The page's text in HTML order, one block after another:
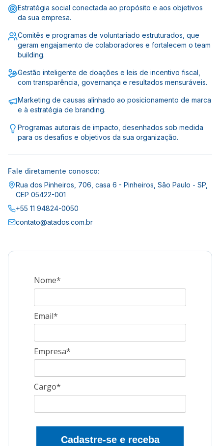
Estratégia social conectada ao propósito e aos objetivos
da sua empresa.
Comitês e programas de voluntariado estruturados, que
geram engajamento de colaboradores e fortalecem o team
building.
Gestão inteligente de doações e leis de incentivo fiscal,
com transparência, governança e resultados mensuráveis.
Marketing de causas alinhado ao posicionamento de marca
e à estratégia de branding.
Programas autorais de impacto, desenhados sob medida
para os desafios e objetivos da sua organização.
Fale diretamente conosco:
Rua dos Pinheiros, 706, casa 6 - Pinheiros, São Paulo - SP,
CEP 05422-001
+55 11 94824-0050
contato@atados.com.br
Nome*
Email*
Empresa*
Cargo*
Cadastre-se e receba